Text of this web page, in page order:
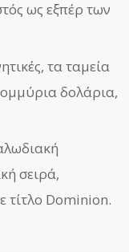
ως εξπέρ των
τα ταμεία
δολάρια,
σειρά,
τίτλο Dominion.